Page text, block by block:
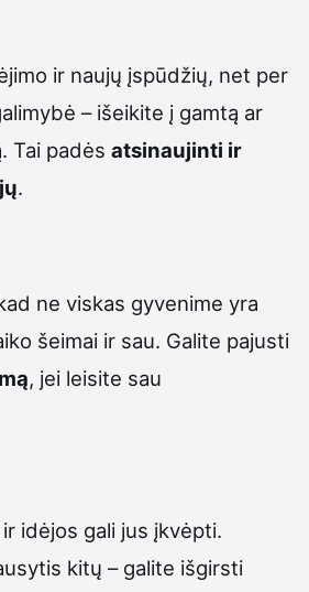
ir naujų įspūdžių, net per
– išeikite į gamtą ar
Tai padės atsinaujinti ir
.
ne viskas gyvenime yra
šeimai ir sau. Galite pajusti
, jei leisite sau
idėjos gali jus įkvėpti.
kitų – galite išgirsti